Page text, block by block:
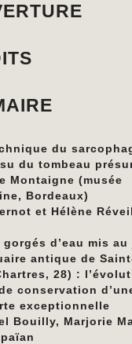
du
du tombeau
Montaigne (musée
Bordeaux)
et Hélène
d’eau mis
antique de
28) :
conservation
exceptionnelle
Bouilly, Marjorie